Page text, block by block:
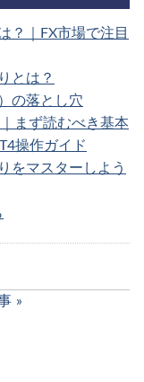
？｜FX市場で注目
とは？
の落とし穴
まず読むべき基本
操作ガイド
をマスターしよう